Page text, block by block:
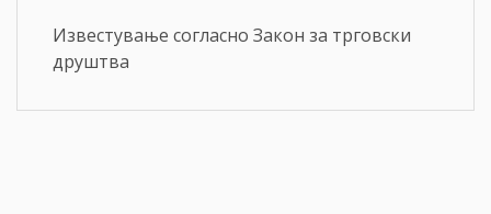
Известување согласно Закон за трговски
друштва